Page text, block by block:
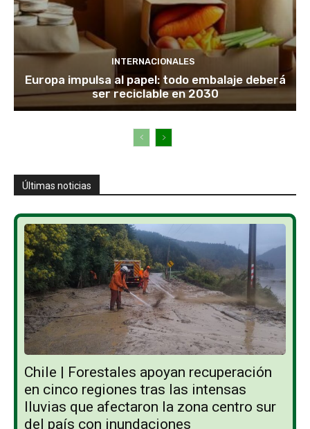
INTERNACIONALES
Europa impulsa al papel: todo embalaje deberá
ser reciclable en 2030
Últimas noticias
Chile | Forestales apoyan recuperación
en cinco regiones tras las intensas
lluvias que afectaron la zona centro sur
del país con inundaciones